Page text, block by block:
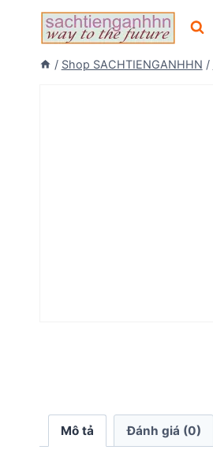
/ Shop SACHTIENGANHHN /
Mô tả Đánh giá (0)